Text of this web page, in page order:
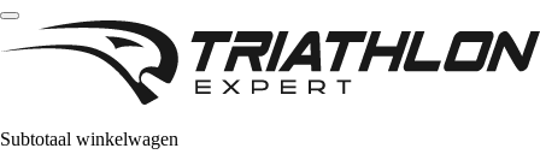
Subtotaal winkelwagen